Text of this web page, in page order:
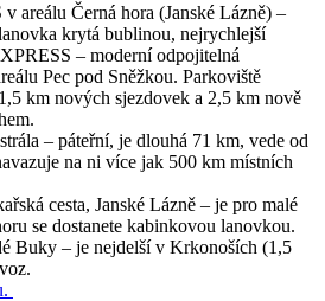
Černá hora (Janské Lázně) –
krytá bublinou, nejrychlejší
– moderní odpojitelná
Pec pod Sněžkou. Parkoviště
km nových sjezdovek a 2,5 km nově
– páteřní, je dlouhá 71 km, vede od
na ni více jak 500 km místních
cesta, Janské Lázně – je pro malé
se dostanete kabinkovou lanovkou.
Buky – je nejdelší v Krkonoších (1,5